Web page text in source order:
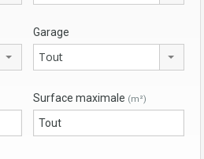
Garage
Tout
Surface maximale (m²)